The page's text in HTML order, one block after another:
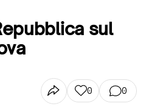
sul
0 0